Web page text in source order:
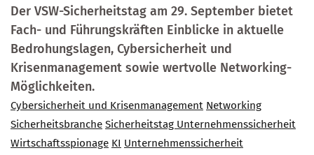
Der VSW-Sicherheitstag am 29. September bietet
Fach- und Führungskräften Einblicke in aktuelle
Bedrohungslagen, Cybersicherheit und
Krisenmanagement sowie wertvolle Networking-
Möglichkeiten.
Cybersicherheit und Krisenmanagement Networking
Sicherheitsbranche Sicherheitstag Unternehmenssicherheit
Wirtschaftsspionage KI Unternehmenssicherheit